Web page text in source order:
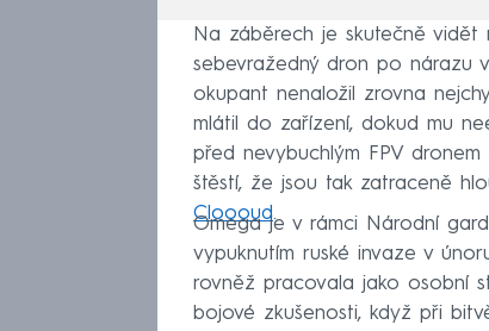
Na záběrech je skutečně vidět
sebevražedný dron po nárazu
okupant nenaložil zrovna
mlátil do zařízení, dokud mu
před nevybuchlým FPV
štěstí, že jsou tak zatraceně
Cloooud.
Omega je v rámci Národní
vypuknutím ruské invaze v
rovněž pracovala jako osobní
bojové zkušenosti, když při